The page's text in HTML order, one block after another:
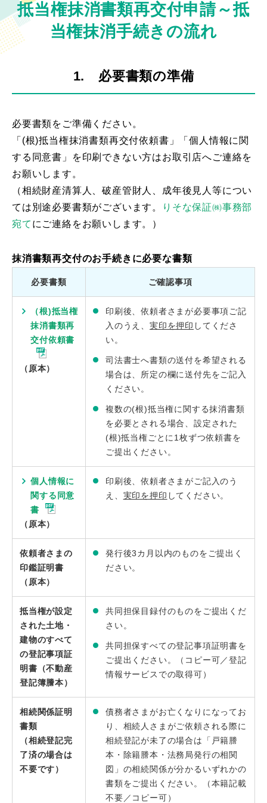
抵当権抹消書類再交付申請～抵
当権抹消手続きの流れ
1. 必要書類の準備
必要書類をご準備ください。
「(根)抵当権抹消書類再交付依頼書」「個人情報に関
する同意書」を印刷できない方はお取引店へご連絡を
お願いします。
（相続財産清算人、破産管財人、成年後見人等につい
ては別途必要書類がございます。
りそな保証㈱事務部
宛て にご連絡をお願いします。）
抹消書類再交付のお手続きに必要な書類
必要書類 ご確認事項
（根)抵当権
抹消書類再
交付依頼書
（原本）
印刷後、依頼者さまが必要事項ご記
入のうえ、 実印を押印 してくださ
い。
司法書士へ書類の送付を希望される
場合は、所定の欄に送付先をご記入
ください。
複数の(根)抵当権に関する抹消書類
を必要とされる場合、設定された
(根)抵当権ごとに1枚ずつ依頼書を
ご提出ください。
個人情報に
関する同意
書
（原本）
印刷後、依頼者さまがご記入のう
え、 実印を押印 してください。
依頼者さまの
印鑑証明書
（原本）
発行後3カ月以内のものをご提出く
ださい。
抵当権が設定
された土地・
建物のすべて
の登記事項証
明書（不動産
登記簿謄本）
共同担保目録付のものをご提出くだ
さい。
共同担保すべての登記事項証明書を
ご提出ください。（コピー可／登記
情報サービスでの取得可）
相続関係証明
書類
（相続登記完
了済の場合は
不要です）
債務者さまがお亡くなりになってお
り、相続人さまがご依頼される際に
相続登記が未了の場合は「戸籍謄
本・除籍謄本・法務局発行の相関
図」の相続関係が分かるいずれかの
書類をご提出ください。（本籍記載
不要／コピー可）